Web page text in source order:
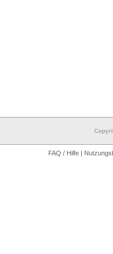
FAQ / Hilfe|